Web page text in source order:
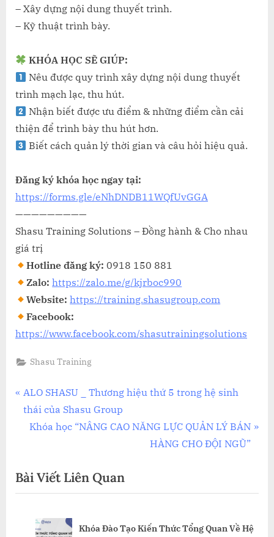
– Xây dựng nội dung thuyết trình.
– Kỹ thuật trình bày.
KHÓA HỌC SẼ GIÚP:
Nêu được quy trình xây dựng nội dung thuyết
trình mạch lạc, thu hút.
Nhận biết được ưu điểm & những điểm cần cải
thiện để trình bày thu hút hơn.
Biết cách quản lý thời gian và câu hỏi hiệu quả.
Đăng ký khóa học ngay tại:
https://forms.gle/eNhDNDB11WQfUvGGA
—————————
Shasu Training Solutions – Đồng hành & Cho nhau
giá trị
Hotline đăng ký:0918 150 881
Zalo:https://zalo.me/g/kjrboc990
Website:https://training.shasugroup.com
Facebook:
https://www.facebook.com/shasutrainingsolutions
Shasu Training
Điều
hướng
viết
P
r
o
u
ALO SHASU _ Thương hiệu thứ 5 trong hệ sinh
thái của Shasu Group
N
t
P
Khóa học “NÂNG CAO NĂNG LỰC QUẢN LÝ BÁN
HÀNG CHO ĐỘI NGŨ”
Bài Viết Liên Quan
Khóa Đào Tạo Kiến Thức Tổng Quan Về Hệ